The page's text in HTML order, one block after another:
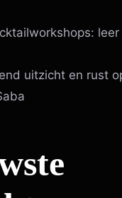
uitzicht en rust